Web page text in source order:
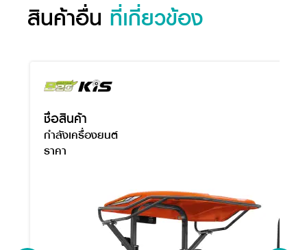
สินค้าอื่น ที่เกี่ยวข้อง
ชื่อสินค้า
กำลังเครื่องยนต์
ราคา